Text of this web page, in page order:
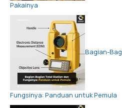
Pakainya
Bagian-
Fungsinya: Panduan untuk Pemula